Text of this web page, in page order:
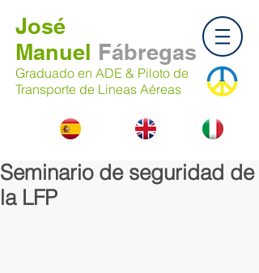
José
Manuel Fábregas
Graduado en ADE & Piloto de
Transporte de Lineas Aéreas
Seminario de seguridad de
la LFP